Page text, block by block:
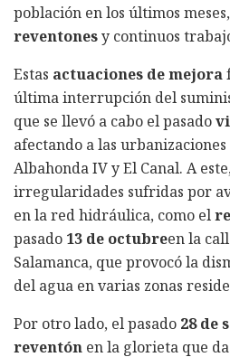
población en los últimos
reventonesy continuos
Estas actuaciones de mejora
última interrupción del
que se llevó a cabo el pasado
afectando a las
Albahonda IV y El Canal. A
irregularidades sufridas por
en la red hidráulica, como el
pasado 13 de octubreen la
Salamanca, que provocó la
del agua en varias zonas
Por otro lado, el pasado 28 de
reventón en la glorieta que